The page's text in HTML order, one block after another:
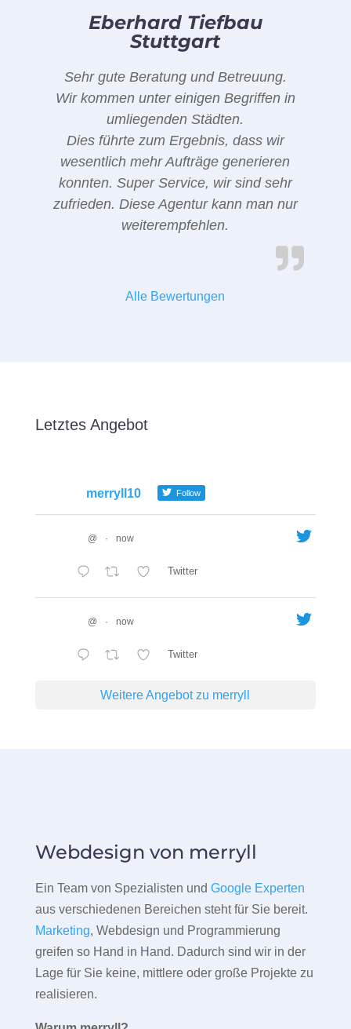
Eberhard Tiefbau
Stuttgart
Sehr gute Beratung und Betreuung.
Wir kommen unter einigen Begriffen in
umliegenden Städten.
Dies führte zum Ergebnis, dass wir
wesentlich mehr Aufträge generieren
konnten. Super Service, wir sind sehr
zufrieden. Diese Agentur kann man nur
weiterempfehlen.
Alle Bewertungen
Letztes Angebot
merryll10 Follow
@ · now
Twitter
@ · now
Twitter
Weitere Angebot zu merryll
Webdesign von merryll
Ein Team von Spezialisten und Google Experten
aus verschiedenen Bereichen steht für Sie bereit.
Marketing, Webdesign und Programmierung
greifen so Hand in Hand. Dadurch sind wir in der
Lage für Sie keine, mittlere oder große Projekte zu
realisieren.